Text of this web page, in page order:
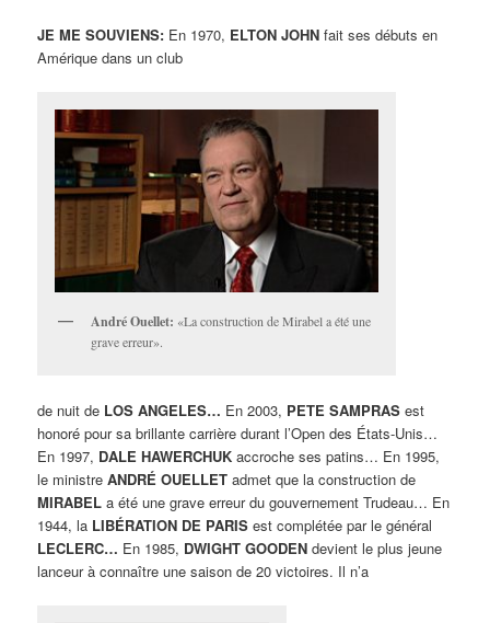
JE ME SOUVIENS: En 1970, ELTON JOHN fait ses débuts en
Amérique dans un club
André Ouellet: «La construction de Mirabel a été une
grave erreur».
de nuit de LOS ANGELES… En 2003, PETE SAMPRAS est
honoré pour sa brillante carrière durant l’Open des États-Unis…
En 1997, DALE HAWERCHUK accroche ses patins… En 1995,
le ministreANDRÉ OUELLET admet que la construction de
MIRABEL a été une grave erreur du gouvernement Trudeau… En
1944, la LIBÉRATION DE PARIS est complétée par le général
LECLERC… En 1985, DWIGHT GOODEN devient le plus jeune
lanceur à connaître une saison de 20 victoires. Il n’a